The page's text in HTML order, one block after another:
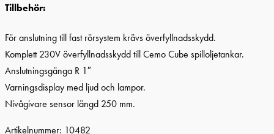
Tillbehör:
För anslutning till fast rörsystem krävs överfyllnadsskydd.
Komplett 230V överfyllnadsskydd till Cemo Cube spilloljetankar.
Anslutningsgänga R 1″
Varningsdisplay med ljud och lampor.
Nivågivare sensor längd 250 mm.
Artikelnummer: 10482